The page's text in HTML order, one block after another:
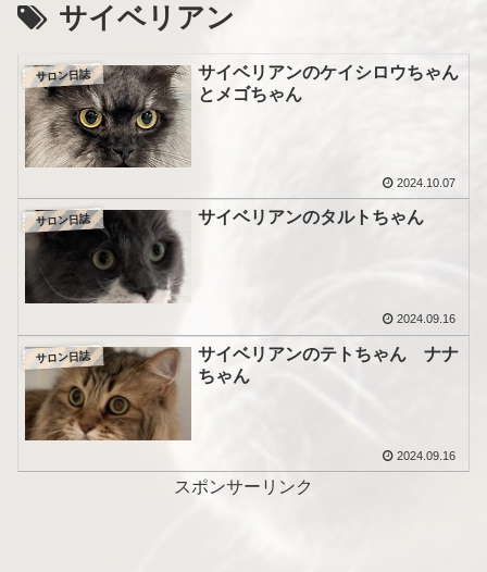
サイベリアン
サロン日誌
サイベリアンのケイシロウちゃん
とメゴちゃん
2024.10.07
サロン日誌 サイベリアンのタルトちゃん
2024.09.16
サロン日誌
サイベリアンのテトちゃん ナナ
ちゃん
2024.09.16
スポンサーリンク